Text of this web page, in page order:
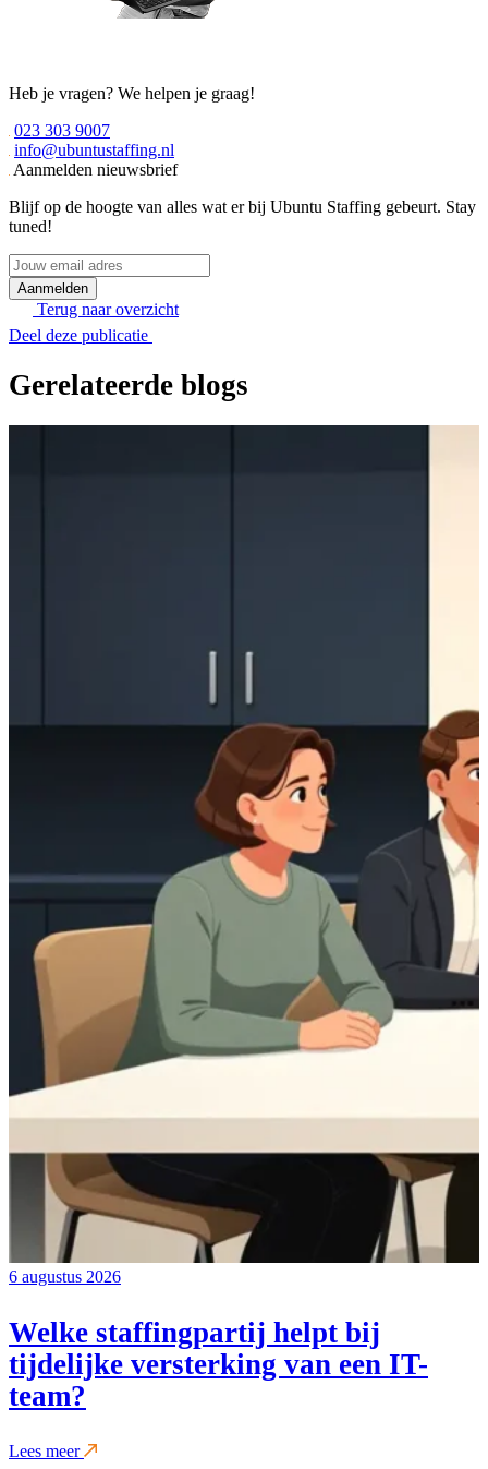
Heb je vragen? We helpen je graag!
023 303 9007
info@ubuntustaffing.nl
Aanmelden nieuwsbrief
Blijf op de hoogte van alles wat er bij Ubuntu Staffing gebeurt. Stay
tuned!
Jouw
email
adresTerug naar overzicht
Deel deze publicatie
Gerelateerde blogs
6 augustus 2026
Welke staffingpartij helpt bij
tijdelijke versterking van een IT-
team?
Lees meer